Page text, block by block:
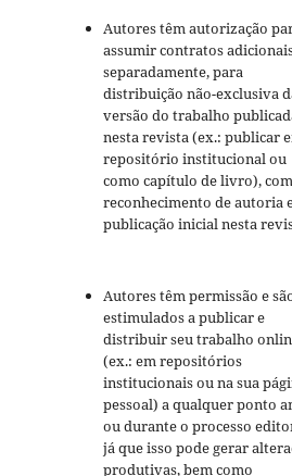
Autores têm autorização
assumir contratos
separadamente, para
distribuição não-exclusiva
versão do trabalho
nesta revista (ex.: publicar
repositório institucional ou
como capítulo de livro), com
reconhecimento de autoria
publicação inicial nesta
Autores têm permissão e
estimulados a publicar e
distribuir seu trabalho
(ex.: em repositórios
institucionais ou na sua
pessoal) a qualquer ponto
ou durante o processo
já que isso pode gerar
produtivas, bem como